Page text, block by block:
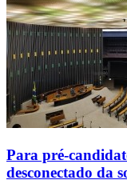
Para pré-
desconectado da